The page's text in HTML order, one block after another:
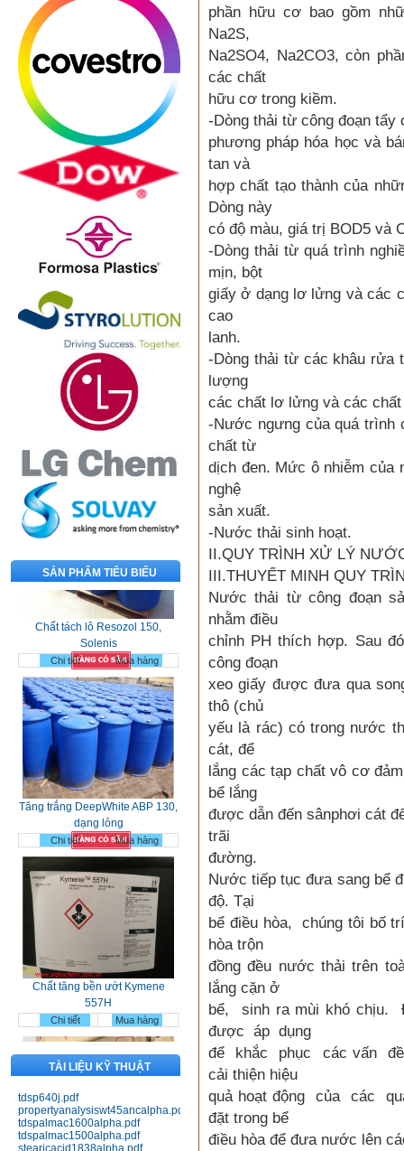
SẢN PHẨM TIÊU BIỂU
Chất tách lô Resozol 150,
Solenis
Chi tiết Mua hàng
Tăng trắng DeepWhite ABP 130,
dạng lỏng
Chi tiết Mua hàng
Chất tăng bền ướt Kymene
557H
Chi tiết Mua hàng
Nhựa Bakelit 141; 141J black;
151J black; 151J red
TÀI LIỆU KỸ THUẬT
tdsp640j.pdf
propertyanalysiswt45ancalpha.pdf
tdspalmac1600alpha.pdf
tdspalmac1500alpha.pdf
stearicacid1838alpha.pdf
phần hữu cơ bao gồm
Na2S,
Na2SO4, Na2CO3, còn
các chất
hữu cơ trong kiềm.
-Dòng thải từ công đoạn tẩy
phương pháp hóa học và
tan và
hợp chất tạo thành của
Dòng này
có độ màu, giá trị BOD5 và
-Dòng thải từ quá trình
mịn, bột
giấy ở dạng lơ lửng và các
cao
lanh.
-Dòng thải từ các khâu rửa
lượng
các chất lơ lửng và các
-Nước ngưng của quá trình
chất từ
dịch đen. Mức ô nhiễm của
nghệ
sản xuất.
-Nước thải sinh hoạt.
II.QUY TRÌNH XỬ LÝ
III.THUYẾT MINH QUY
Nước thải từ công đoạn
nhằm điều
chỉnh PH thích hợp. Sau
công đoạn
xeo giấy được đưa qua
thô (chủ
yếu là rác) có trong nước
cát, để
lắng các tạp chất vô cơ
bể lắng
được dẫn đến sânphơi cát
trãi
đường.
Nước tiếp tục đưa sang bể
độ. Tại
bể điều hòa, chúng tôi bố
hòa trộn
đồng đều nước thải trên
lắng cặn ở
bể, sinh ra mùi khó
được áp dụng
để khắc phục các vấn
cải thiện hiệu
quả hoạt động của các
đặt trong bể
điều hòa để đưa nước lên